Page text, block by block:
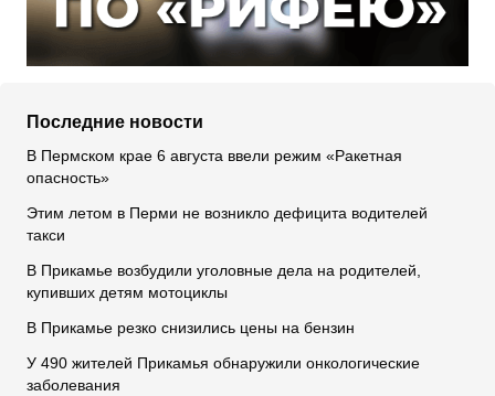
Последние новости
В Пермском крае 6 августа ввели режим «Ракетная
опасность»
Этим летом в Перми не возникло дефицита водителей
такси
В Прикамье возбудили уголовные дела на родителей,
купивших детям мотоциклы
В Прикамье резко снизились цены на бензин
У 490 жителей Прикамья обнаружили онкологические
заболевания